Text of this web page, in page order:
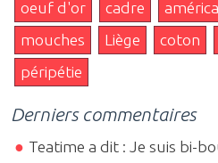
oeuf d'or
cadre
mouches
Liège coton
péripétie
Derniers commentaires
Teatime a dit : Je suis bi-